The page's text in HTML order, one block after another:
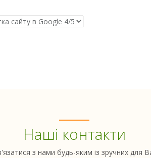
Наші контакти
з нами будь-яким із зручних для